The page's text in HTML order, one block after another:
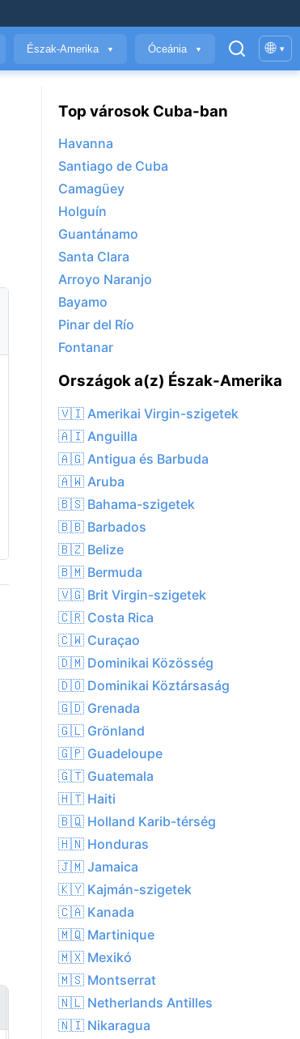
Észak-Amerika ▼ Óceánia ▼ 🌐 ▾
Sze 12. aug.
Top városok Cuba-ban
Havanna
Santiago de Cuba
Camagüey
Holguín
Guantánamo
Santa Clara
Arroyo Naranjo
Bayamo
Pinar del Río
Fontanar
Országok a(z) Észak-Amerika
🇻🇮 Amerikai Virgin-szigetek
🇦🇮 Anguilla
🇦🇬 Antigua és Barbuda
🇦🇼 Aruba
🇧🇸 Bahama-szigetek
🇧🇧 Barbados
🇧🇿 Belize
🇧🇲 Bermuda
🇻🇬 Brit Virgin-szigetek
🇨🇷 Costa Rica
🇨🇼 Curaçao
🇩🇲 Dominikai Közösség
🇩🇴 Dominikai Köztársaság
🇬🇩 Grenada
🇬🇱 Grönland
🇬🇵 Guadeloupe
🇬🇹 Guatemala
🇭🇹 Haiti
🇧🇶 Holland Karib-térség
🇭🇳 Honduras
🇯🇲 Jamaica
🇰🇾 Kajmán-szigetek
🇨🇦 Kanada
🇲🇶 Martinique
🇲🇽 Mexikó
🇲🇸 Montserrat
🇳🇱 Netherlands Antilles
🇳🇮 Nikaragua